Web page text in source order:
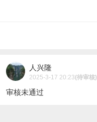
人兴隆
2025-3-17 20:23(待审核)
审核未通过